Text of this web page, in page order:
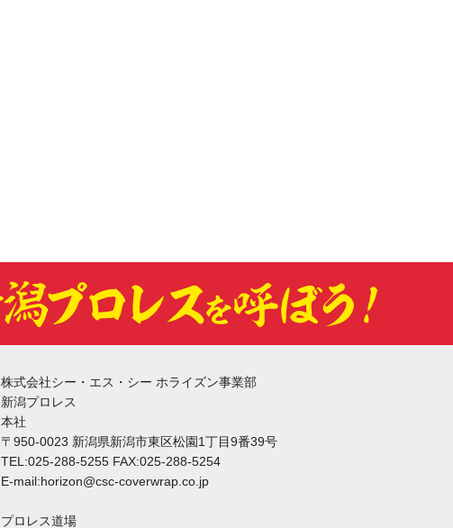
株式会社シー・エス・シー ホライズン事業部
新潟プロレス
本社
〒950-0023 新潟県新潟市東区松園1丁目9番39号
TEL:025-288-5255 FAX:025-288-5254
E-mail:horizon@csc-coverwrap.co.jp
プロレス道場